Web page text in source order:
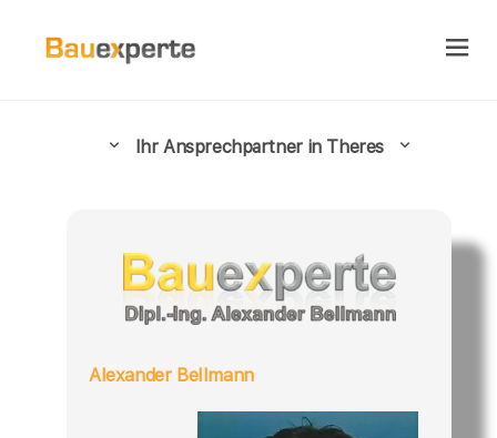
Ihr Ansprechpartner in Theres
Alexander Bellmann